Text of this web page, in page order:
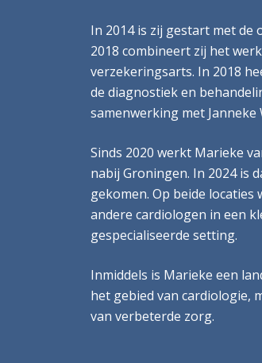
In 2014 is zij gestart met
2018 combineert zij het
verzekeringsarts. In 2018
de diagnostiek en
samenwerking met
Sinds 2020 werkt Marieke
nabij Groningen. In 2024 is
gekomen. Op beide
andere cardiologen in een
gespecialiseerde setting.
Inmiddels is Marieke een
het gebied van cardiologie,
van verbeterde zorg.